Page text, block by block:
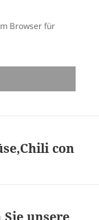
Browser für
con